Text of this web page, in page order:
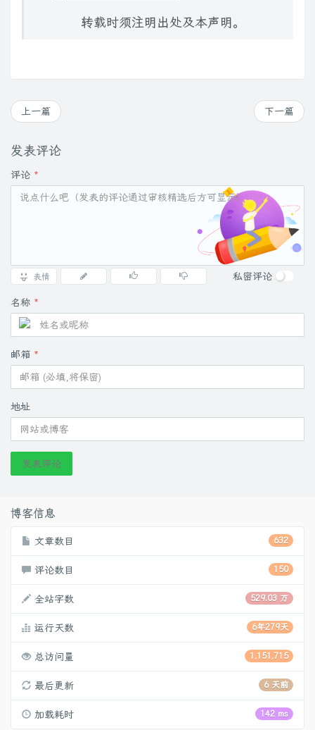
转载时须注明出处及本声明。
下一篇
上一篇
发表评论
评论 *
表情 私密评论
名称 *
邮箱 *
地址
发表评论
博客信息
632
文章数目
150
评论数目
529.03 万
全站字数
6年279天
运行天数
1,151,715
总访问量
6 天前
最后更新
142 ms
加载耗时